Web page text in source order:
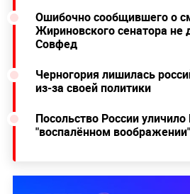
Ошибочно сообщившего о
Жириновского сенатора не
Совфед
Черногория лишилась
из-за своей политики
Посольство России
"воспалённом воображении"